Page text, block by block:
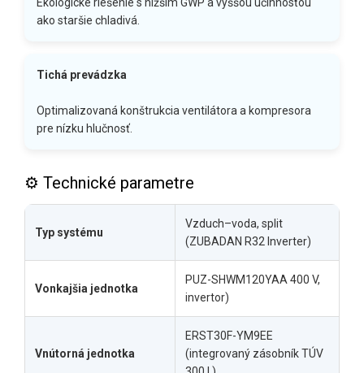
ako staršie chladivá.
Tichá prevádzka
Optimalizovaná konštrukcia ventilátora a kompresora
pre nízku hlučnosť.
⚙️ Technické parametre
Typ systému
Vzduch–voda, split
(ZUBADAN R32 Inverter)
Vonkajšia jednotka
PUZ-SHWM120YAA 400 V,
invertor)
Vnútorná jednotka
ERST30F-YM9EE
(integrovaný zásobník TÚV